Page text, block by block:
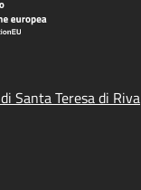
Santa Teresa di Riva